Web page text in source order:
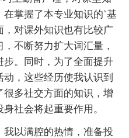
掌握了本专业知识的`基
对课外知识也有比较广
不断努力扩大词汇量，
。同时，为了全面提升
，这些经历使我认识到
多社交方面的知识，增
社会将起重要作用。
以满腔的热情，准备投